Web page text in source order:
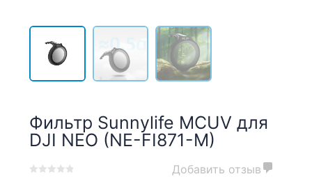
Фильтр Sunnylife MCUV для
DJI NEO (NE-FI871-M)
Добавить отзыв